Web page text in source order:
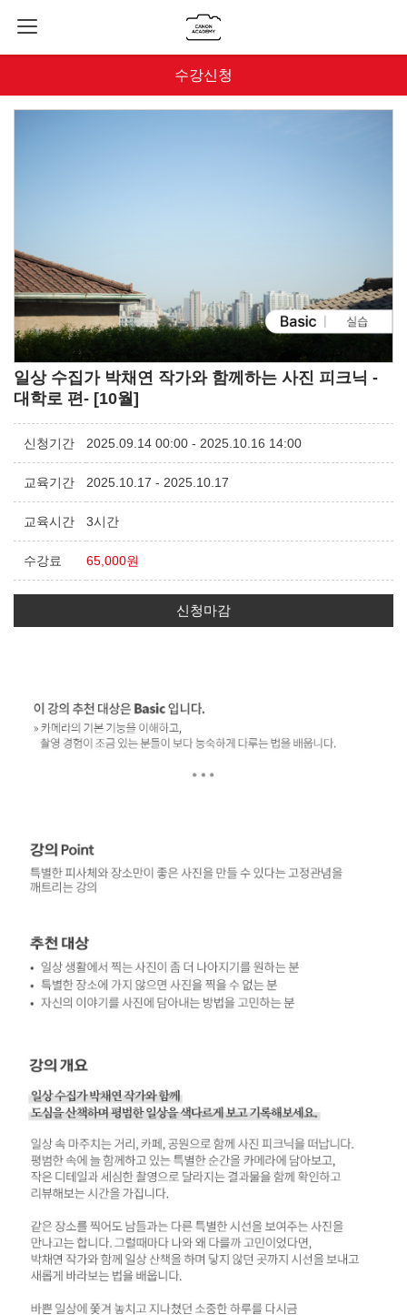
수강신청
일상 수집가 박채연 작가와 함께하는 사진 피크닉 -
대학로 편- [10월]
신청기간 2025.09.14 00:00 - 2025.10.16 14:00
교육기간 2025.10.17 - 2025.10.17
교육시간 3시간
수강료 65,000원
신청마감